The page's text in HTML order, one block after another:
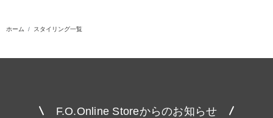
ホーム スタイリング一覧
F.O.Online Storeからのお知らせ